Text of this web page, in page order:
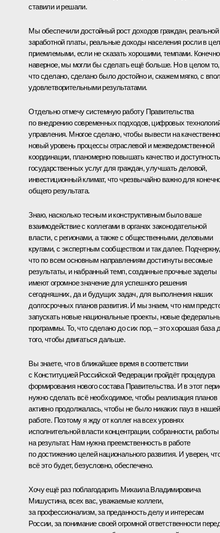
ставили и решали.
Мы обеспечили достойный рост доходов граждан, реальной
заработной платы, реальные доходы населения росли в
приемлемыми, если не сказать хорошими, темпами.
наверное, мы могли бы сделать ещё больше. Но в целом то,
что сделано, сделано было достойно и, скажем мягко, с
удовлетворительными результатами.
Отдельно отмечу системную работу Правительства
по внедрению современных подходов, цифровых
управления. Многое сделано, чтобы вывести на качественно
новый уровень процессы отраслевой и межведомственной
координации, планомерно повышать качество и доступность
государственных услуг для граждан, улучшать деловой,
инвестиционный климат, что чрезвычайно важно для
общего результата.
Знаю, насколько тесным и конструктивным было ваше
взаимодействие с коллегами в органах законодательной
власти, с регионами, а также с общественными, деловыми
кругами, с экспертным сообществом и так далее. Подчеркну,
что по всем основным направлениям достигнуты весомые
результаты, и набранный темп, созданные прочные заделы
имеют огромное значение для успешного решения
сегодняшних, да и будущих задач, для выполнения наших
долгосрочных планов развития. И мы знаем, что нам
запускать новые национальные проекты, новые
программы. То, что сделано до сих пор, – это хорошая база
того, чтобы двигаться дальше.
Вы знаете, что в ближайшее время в соответствии
с Конституцией Российской Федерации пройдёт процедура
формирования нового состава Правительства. И в этот
нужно сделать всё необходимое, чтобы реализация планов
активно продолжалась, чтобы не было никаких пауз в нашей
работе. Поэтому я жду от коллег на всех уровнях
исполнительной власти концентрации, собранности, работы
на результат. Нам нужна преемственность в работе
по достижению целей национального развития. И уверен,
всё это будет, безусловно, обеспечено.
Хочу ещё раз поблагодарить Михаила Владимировича
Мишустина, всех вас, уважаемые коллеги,
за профессионализм, за преданность делу и интересам
России, за понимание своей огромной ответственности